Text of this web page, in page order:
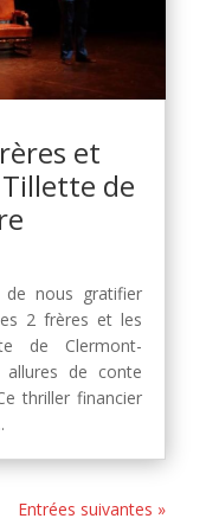
et
de
nous gratifier
2 frères et les
de Clermont-
allures de conte
thriller financier
Entrées suivantes »